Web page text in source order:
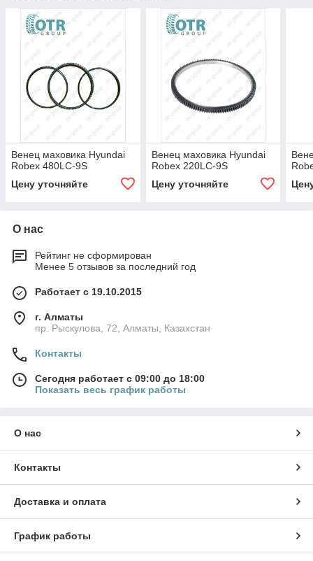
Венец маховика Hyundai
Robex 480LC-9S
Цену уточняйте
Венец маховика Hyundai
Robex 220LC-9S
Цену уточняйте
О нас
Рейтинг не сформирован
Менее 5 отзывов за последний год
Работает с 19.10.2015
г. Алматы
пр. Рыскулова, 72, Алматы, Казахстан
Контакты
Сегодня работает с 09:00 до 18:00
Показать весь график работы
О нас
Контакты
Доставка и оплата
График работы